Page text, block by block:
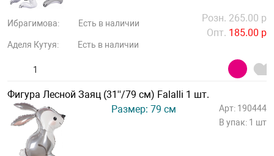
Ибрагимова: Есть в наличии
Аделя Кутуя: Есть в наличии
Розн. 265.00 р
Опт. 185.00 р
Фигура Лесной Заяц (31''/79 см) Falalli 1 шт.
Размер: 79 см
Арт: 190444
В упак: 1 шт